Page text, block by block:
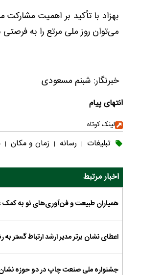
بهزاد با تأکید بر اهمیت
می‌توان روز ملی مرتع را به
خبرنگار: شبنم مسعودی
انتهای پیام
لینک کوتاه
تبلیغات | رسانه | زمان و مکان |
اخبار مرتبط
همیاران طبیعت و فن‌آوری‌های نو به
اعطای نشان برتر مدیر ارشد ارتباط گستر
جشنواره ملی صنعت چاپ در دو حوزه نشان